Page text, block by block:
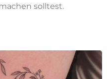
solltest.